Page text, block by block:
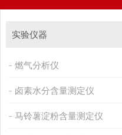
实验仪器
燃气分析仪
卤素水分含量测定仪
马铃薯淀粉含量测定仪